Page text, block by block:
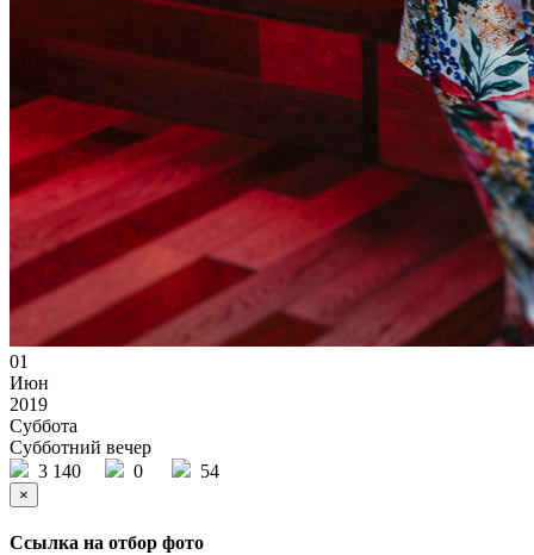
01
Июн
2019
Суббота
Субботний вечер
3 140
0 54
×
Ссылка на отбор фото